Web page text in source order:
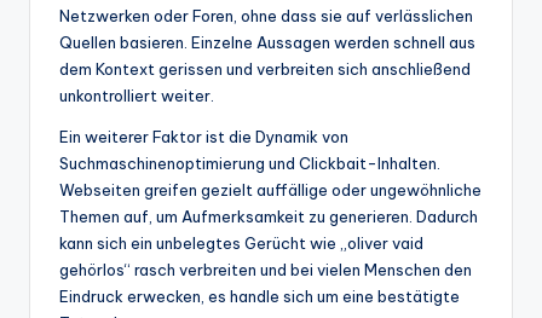
Netzwerken oder Foren, ohne dass sie auf verlässlichen
Quellen basieren. Einzelne Aussagen werden schnell aus
dem Kontext gerissen und verbreiten sich anschließend
unkontrolliert weiter.
Ein weiterer Faktor ist die Dynamik von
Suchmaschinenoptimierung und Clickbait-Inhalten.
Webseiten greifen gezielt auffällige oder ungewöhnliche
Themen auf, um Aufmerksamkeit zu generieren. Dadurch
kann sich ein unbelegtes Gerücht wie „oliver vaid
gehörlos“ rasch verbreiten und bei vielen Menschen den
Eindruck erwecken, es handle sich um eine bestätigte